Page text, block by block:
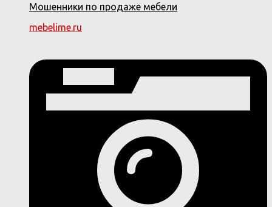
Мошенники по продаже мебели
mebelime.ru